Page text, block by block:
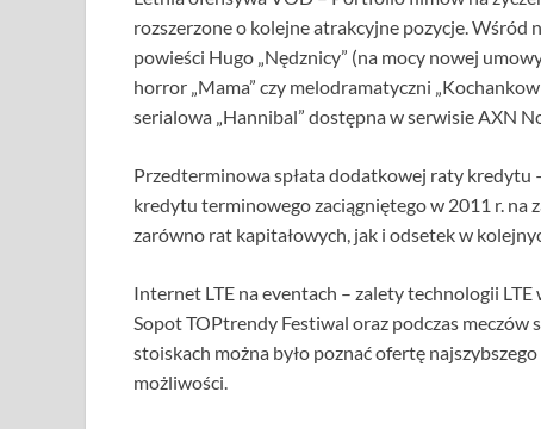
rozszerzone o kolejne atrakcyjne pozycje. Wśród
powieści Hugo „Nędznicy” (na mocy nowej
horror „Mama” czy melodramatyczni
serialowa „Hannibal” dostępna w serwisie AXN
Przedterminowa spłata dodatkowej raty kredytu
kredytu terminowego zaciągniętego w 2011 r. na
zarówno rat kapitałowych, jak i odsetek w
Internet LTE na eventach – zalety technologii
Sopot TOPtrendy Festiwal oraz podczas
stoiskach można było poznać ofertę
możliwości.